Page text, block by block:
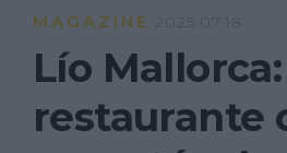
MAGAZINE 2025·07·18
Lío
restaurante